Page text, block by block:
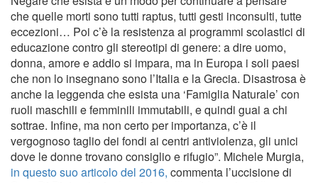
che quelle morti sono tutti raptus, tutti gesti inconsulti, tutte
eccezioni… Poi c’è la resistenza ai programmi scolastici di
educazione contro gli stereotipi di genere: a dire uomo,
donna, amore e addio si impara, ma in Europa i soli paesi
che non lo insegnano sono l’Italia e la Grecia. Disastrosa è
anche la leggenda che esista una ‘Famiglia Naturale’ con
ruoli maschili e femminili immutabili, e quindi guai a chi
sottrae. Infine, ma non certo per importanza, c’è il
vergognoso taglio dei fondi ai centri antiviolenza, gli unici
dove le donne trovano consiglio e rifugio”. Michele Murgia,
in questo suo articolo del 2016, commenta l’uccisione di